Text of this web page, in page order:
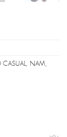
,NAM,
XÓA